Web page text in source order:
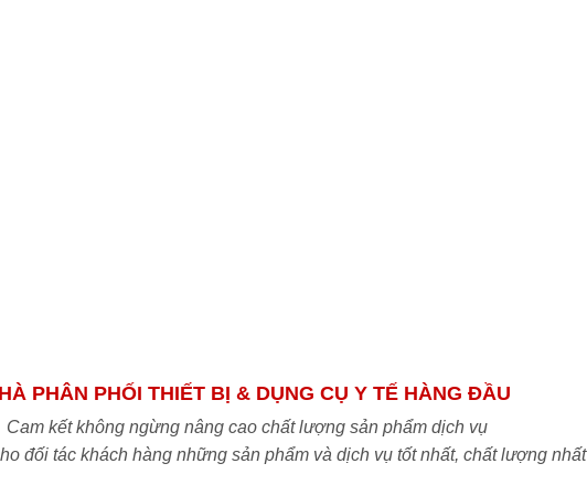
PHÂN PHỐI THIẾT BỊ & DỤNG CỤ Y TẾ HÀNG ĐẦU
Cam kết không ngừng nâng cao chất lượng sản phẩm dịch vụ
đối tác khách hàng những sản phẩm và dịch vụ tốt nhất, chất lượng nhất